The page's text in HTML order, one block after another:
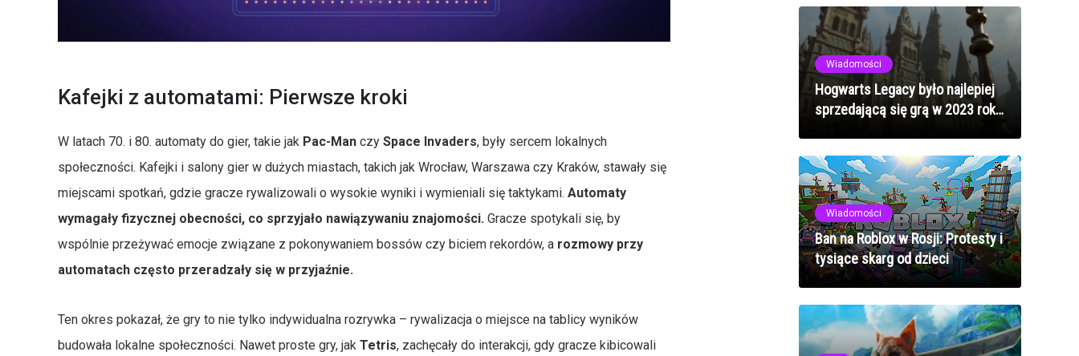
Kafejki z automatami: Pierwsze kroki
W latach 70. i 80. automaty do gier, takie jak Pac-Man czy Space Invaders, były sercem lokalnych
społeczności. Kafejki i salony gier w dużych miastach, takich jak Wrocław, Warszawa czy Kraków, stawały się
miejscami spotkań, gdzie gracze rywalizowali o wysokie wyniki i wymieniali się taktykami. Automaty
wymagały fizycznej obecności, co sprzyjało nawiązywaniu znajomości. Gracze spotykali się, by
wspólnie przeżywać emocje związane z pokonywaniem bossów czy biciem rekordów, a rozmowy przy
automatach często przeradzały się w przyjaźnie.
Ten okres pokazał, że gry to nie tylko indywidualna rozrywka – rywalizacja o miejsce na tablicy wyników
budowała lokalne społeczności. Nawet proste gry, jak Tetris, zachęcały do interakcji, gdy gracze kibicowali
Wiadomości
Hogwarts Legacy było najlepiej
sprzedającą się grą w 2023 roku
Wiadomości
Ban na Roblox w Rosji: Protesty i
tysiące skarg od dzieci